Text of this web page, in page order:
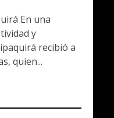
En una
y
recibió a
quien...